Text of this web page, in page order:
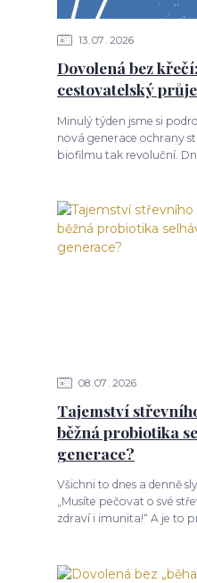
13 07 2026
Dovolená bez
cestovatelský
Minulý týden jsme si
nová generace ochrany
biofilmu tak revoluční.
08 07 2026
Tajemství
běžná probiotika
generace?
Všichni to dnes a denně
„Musíte pečovat o své
zdraví i imunita!“ A je to